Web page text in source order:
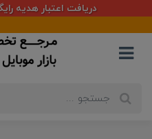
دریافت اعتبار هدیه